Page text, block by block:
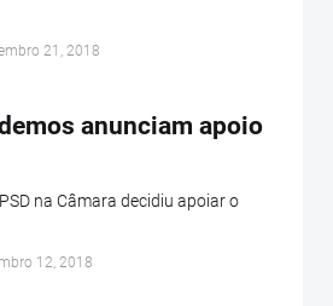
21, 2018
anunciam apoio
na Câmara decidiu apoiar o
12, 2018